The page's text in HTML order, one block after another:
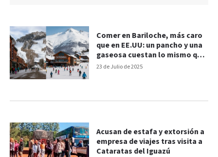
23 de Julio de 2025
Comer en Bariloche, más caro
que en EE.UU: un pancho y una
gaseosa cuestan lo mismo que
en Aspen
Acusan de estafa y extorsión a
empresa de viajes tras visita a
Cataratas del Iguazú